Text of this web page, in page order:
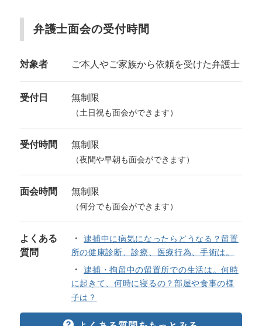
弁護士面会の受付時間
対象者 ご本人やご家族から依頼を受けた弁護士
受付日 無制限
（土日祝も面会ができます）
受付時間 無制限
（夜間や早朝も面会ができます）
面会時間 無制限
（何分でも面会ができます）
よくある
質問
逮捕中に病気になったらどうなる？留置
所の健康診断、診療、医療行為、手術は。
逮捕・拘留中の留置所での生活は。何時
に起きて、何時に寝るの？部屋や食事の様
子は？